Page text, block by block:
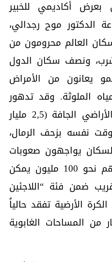
بعرض أكاديمي للخبير
الدكتور موح رجدالي،
العالم محرومون من
ونصف سكان الدول
يعانون من الأمراض
الملوثة. وقد تدهور
نحو 70 في المئة من الأراضي الجافة (2,5 مليار
نفسه بزحف الرمال،
يواجهون صعوبات
في كسب غذائهم، بينهم نحو 100 مليون يمكن
ضمن فئة “اللاجئين
الأرضية تفقد حالياً
هكتار من المساحات الغابوية